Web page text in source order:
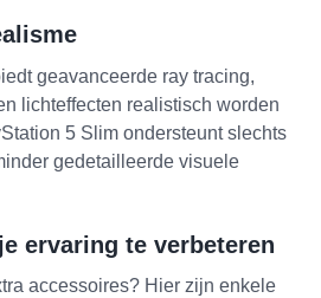
geavanceerde ray tracing,
lichteffecten realistisch worden
5 Slim ondersteunt slechts
gedetailleerde visuele
ervaring te verbeteren
accessoires? Hier zijn enkele